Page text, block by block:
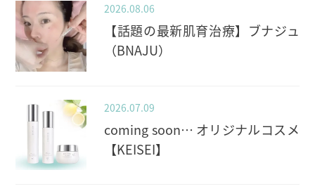
2026.08.06
【話題の最新肌育治療】ブナジュ
（BNAJU）
2026.07.09
coming soon… オリジナルコスメ
【KEISEI】